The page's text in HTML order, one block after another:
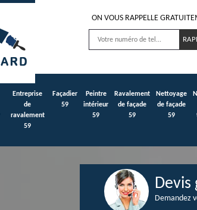
ON VOUS RAPPELLE
Entreprise
de
ravalement
59
Façadier
59
Peintre
intérieur
59
Ravalement
de façade
59
Nettoyage
de façade
59
Devis
Demandez